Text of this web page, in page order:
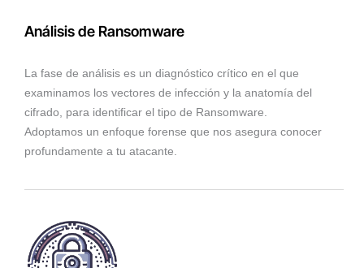
Análisis de Ransomware
La fase de análisis es un diagnóstico crítico en el que
examinamos los vectores de infección y la anatomía del
cifrado, para identificar el tipo de Ransomware.
Adoptamos un enfoque forense que nos asegura conocer
profundamente a tu atacante.